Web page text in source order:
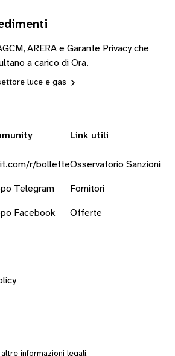
ARERA e Garante Privacy che
a carico di Ora.
luce e gas
r/bollette
Telegram
Facebook
Link utili
Osservatorio Sanzioni
Fornitori
Offerte
altre informazioni legali.